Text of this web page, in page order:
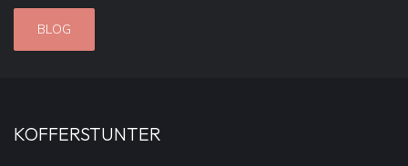
BLOG
KOFFERSTUNTER